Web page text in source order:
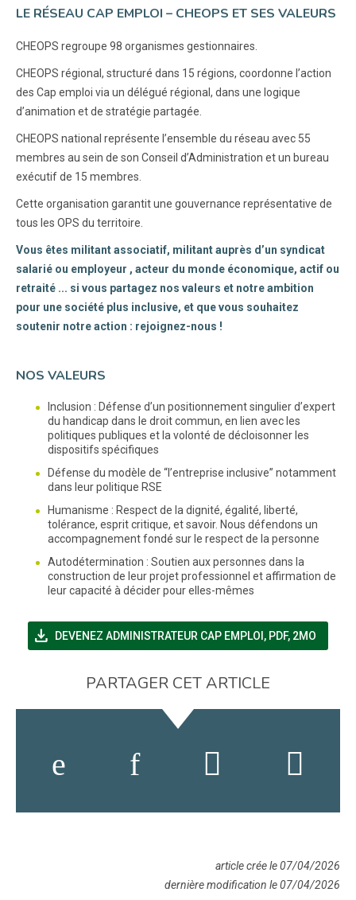
LE RÉSEAU CAP EMPLOI – CHEOPS ET SES VALEURS
CHEOPS regroupe 98 organismes gestionnaires.
CHEOPS régional, structuré dans 15 régions, coordonne l’action
des Cap emploi via un délégué régional, dans une logique
d’animation et de stratégie partagée.
CHEOPS national représente l’ensemble du réseau avec 55
membres au sein de son Conseil d’Administration et un bureau
exécutif de 15 membres.
Cette organisation garantit une gouvernance représentative de
tous les OPS du territoire.
Vous êtes militant associatif, militant auprès d’un syndicat
salarié ou employeur , acteur du monde économique, actif ou
retraité ... si vous partagez nos valeurs et notre ambition
pour une société plus inclusive, et que vous souhaitez
soutenir notre action : rejoignez-nous !
NOS VALEURS
Inclusion : Défense d’un positionnement singulier d’expert
du handicap dans le droit commun, en lien avec les
politiques publiques et la volonté de décloisonner les
dispositifs spécifiques
Défense du modèle de “l’entreprise inclusive” notamment
dans leur politique RSE
Humanisme : Respect de la dignité, égalité, liberté,
tolérance, esprit critique, et savoir. Nous défendons un
accompagnement fondé sur le respect de la personne
Autodétermination : Soutien aux personnes dans la
construction de leur projet professionnel et affirmation de
leur capacité à décider pour elles-mêmes
file_download DEVENEZ ADMINISTRATEUR CAP EMPLOI (NOUVELLE
, PDF, 2MO
PARTAGER CET ARTICLE
article crée le 07/04/2026
dernière modification le 07/04/2026